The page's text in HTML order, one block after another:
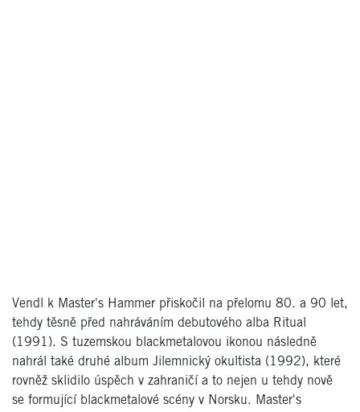
Vendl k Master's Hammer přiskočil na přelomu 80. a 90 let,
tehdy těsně před nahráváním debutového alba Ritual
(1991). S tuzemskou blackmetalovou ikonou následně
nahrál také druhé album Jilemnický okultista (1992), které
rovněž sklidilo úspěch v zahraničí a to nejen u tehdy nově
se formující blackmetalové scény v Norsku. Master's